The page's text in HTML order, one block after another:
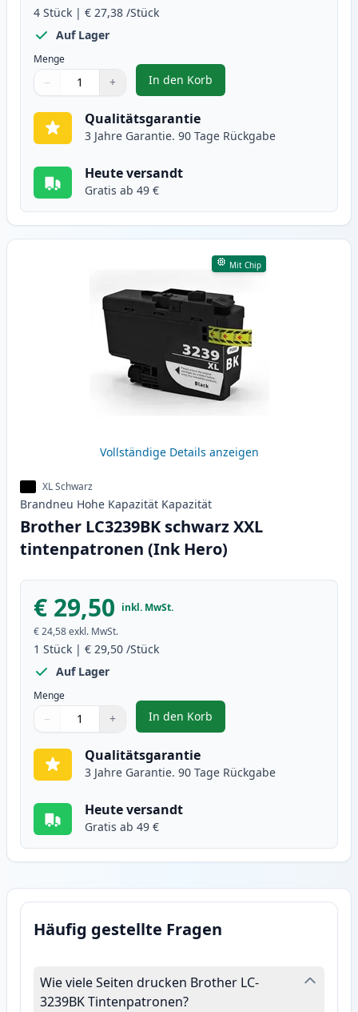
4 Stück | € 27,38 /Stück
Auf Lager
Menge
Verwenden Sie die Tasten, um anzupassen
− +
1
In den Korb
, 4 stück Brother LC3239 XXL
Qualitätsgarantie
3 Jahre Garantie. 90 Tage Rückgabe
Heute versandt
Gratis ab 49 €
Mit Chip
Vollständige Details anzeigen
XL Schwarz
Brandneu Hohe Kapazität Kapazität
Brother LC3239BK schwarz XXL
tintenpatronen (Ink Hero)
€ 29,50 inkl. MwSt.
€ 24,58exkl. MwSt.
1 Stück | € 29,50 /Stück
Auf Lager
Menge
Verwenden Sie die Tasten, um anzupassen
− +
1
In den Korb
, Brother LC3239BK schwarz
Qualitätsgarantie
3 Jahre Garantie. 90 Tage Rückgabe
Heute versandt
Gratis ab 49 €
Häufig gestellte Fragen
Wie viele Seiten drucken Brother LC-
3239BK Tintenpatronen?